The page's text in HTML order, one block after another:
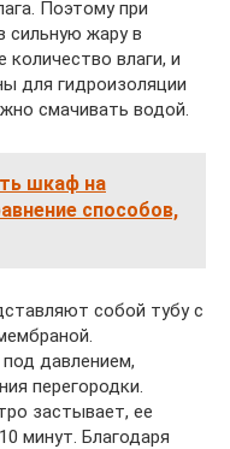
Поэтому при
сильную жару в
влаги, и
для гидроизоляции
смачивать водой.
шкаф на
способов,
собой тубу с
давлением,
перегородки.
застывает, ее
минут. Благодаря